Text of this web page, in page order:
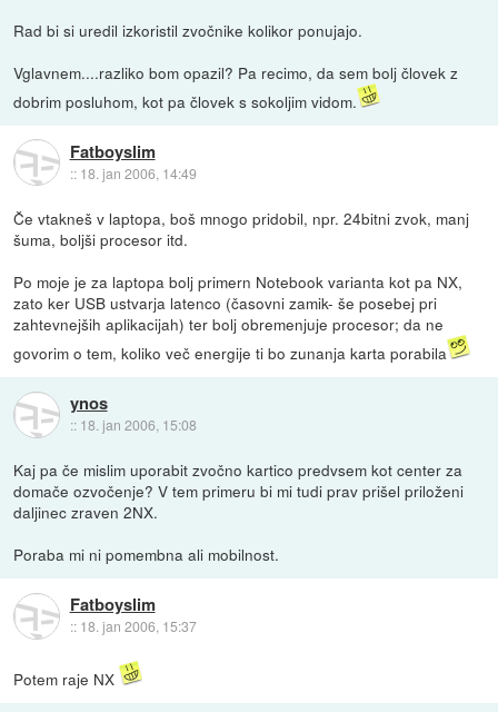
Rad bi si uredil izkoristil zvočnike kolikor ponujajo.
Vglavnem....razliko bom opazil? Pa recimo, da sem bolj človek z
dobrim posluhom, kot pa človek s sokoljim vidom.
Fatboyslim
:: 18. jan 2006, 14:49
Če vtakneš v laptopa, boš mnogo pridobil, npr. 24bitni zvok, manj
šuma, boljši procesor itd.
Po moje je za laptopa bolj primern Notebook varianta kot pa NX,
zato ker USB ustvarja latenco (časovni zamik- še posebej pri
zahtevnejših aplikacijah) ter bolj obremenjuje procesor; da ne
govorim o tem, koliko več energije ti bo zunanja karta porabila
ynos
:: 18. jan 2006, 15:08
Kaj pa če mislim uporabit zvočno kartico predvsem kot center za
domače ozvočenje? V tem primeru bi mi tudi prav prišel priloženi
daljinec zraven 2NX.
Poraba mi ni pomembna ali mobilnost.
Fatboyslim
:: 18. jan 2006, 15:37
Potem raje NX